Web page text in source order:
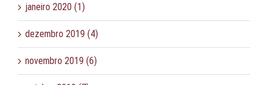
janeiro 2020 (1)
dezembro 2019 (4)
novembro 2019 (6)